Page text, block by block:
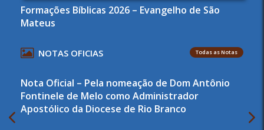
Formações Bíblicas 2026 – Evangelho de São
Mateus
NOTAS OFICIAS Todas as Notas
Nota Oficial – Pela nomeação de Dom Antônio
Fontinele de Melo como Administrador
Apostólico da Diocese de Rio Branco